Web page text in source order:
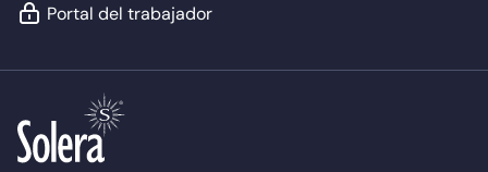
Portal del trabajador